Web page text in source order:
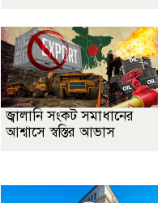
জ্বালানি সংকট সমাধানের
আশ্বাসে স্বস্তির আভাস